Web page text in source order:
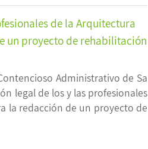
de la Arquitectura
un proyecto de rehabilitación
Administrativo de Sa
legal de los y las profesionales
la redacción de un proyecto de